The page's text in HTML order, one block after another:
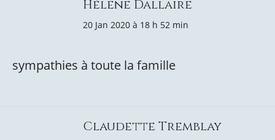
Hélène Dallaire
20 Jan 2020 à 18 h 52 min
sympathies à toute la famille
Claudette Tremblay